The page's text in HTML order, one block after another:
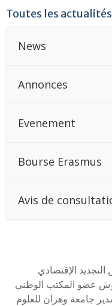
Toutes les actualités
News
Annonces
Evenement
Bourse Erasmus
Avis de
الإقتصادي
عضو المكتب الوطني
جامعة وهران للعلوم